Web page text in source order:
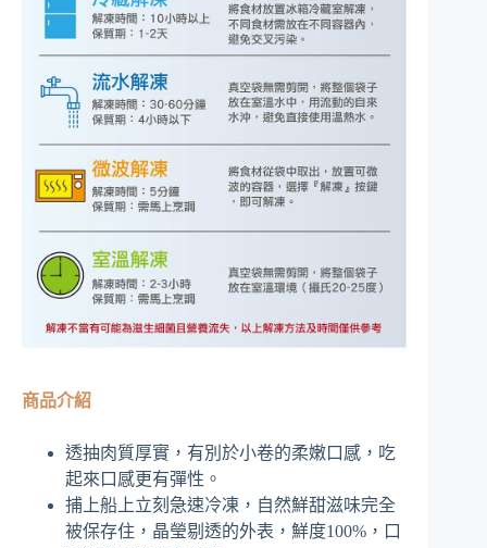
商品介紹
透抽肉質厚實，有別於小卷的柔嫩口感，吃
起來口感更有彈性。
捕上船上立刻急速冷凍，自然鮮甜滋味完全
被保存住，晶瑩剔透的外表，鮮度100%，口